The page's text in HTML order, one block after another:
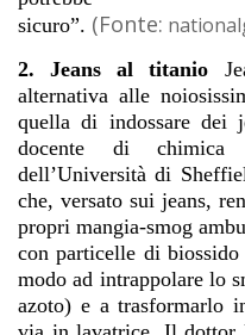
sicuro”. (Fonte:
2. Jeans al titanio
alternativa alle
quella di indossare dei
docente di
dell’Università di
che, versato sui jeans,
propri mangia-smog
con particelle di
modo ad intrappolare lo
azoto) e a trasformarlo